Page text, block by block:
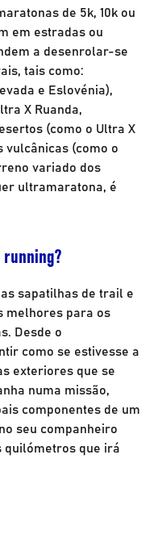
de 5k, 10k ou
em estradas ou
a desenrolar-se
tais como:
e Eslovénia),
X Ruanda,
(como o Ultra X
(como o
variado dos
ultramaratona, é
sapatilhas de trail e
melhores para os
Desde o
como se estivesse a
exteriores que se
numa missão,
componentes de um
seu companheiro
quilómetros que irá